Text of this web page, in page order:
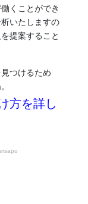
くことができ
いたしますの
提案すること
つけるため
方を詳し